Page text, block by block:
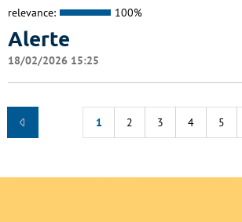
relevance: 100%
Alerte
18/02/2026 15:25
1 2 3 4 5